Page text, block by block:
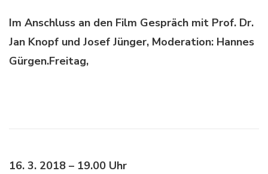
Im Anschluss an den Film Gespräch mit Prof. Dr.
Jan Knopf und Josef Jünger, Moderation: Hannes
Gürgen.Freitag,
16. 3. 2018 – 19.00 Uhr